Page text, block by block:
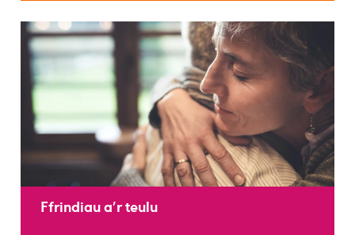
Ffrindiau a'r teulu